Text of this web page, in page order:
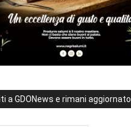
a GDONews e rimani aggiornato